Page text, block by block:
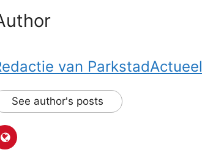
van ParkstadActueel
See author's posts